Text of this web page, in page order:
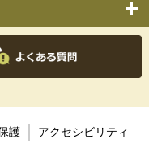
護
アクセシビリティ